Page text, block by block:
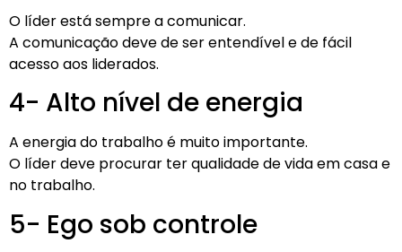
O líder está sempre a comunicar.
A comunicação deve de ser entendível e de fácil
acesso aos liderados.
4- Alto nível de energia
A energia do trabalho é muito importante.
O líder deve procurar ter qualidade de vida em casa e
no trabalho.
5- Ego sob controle